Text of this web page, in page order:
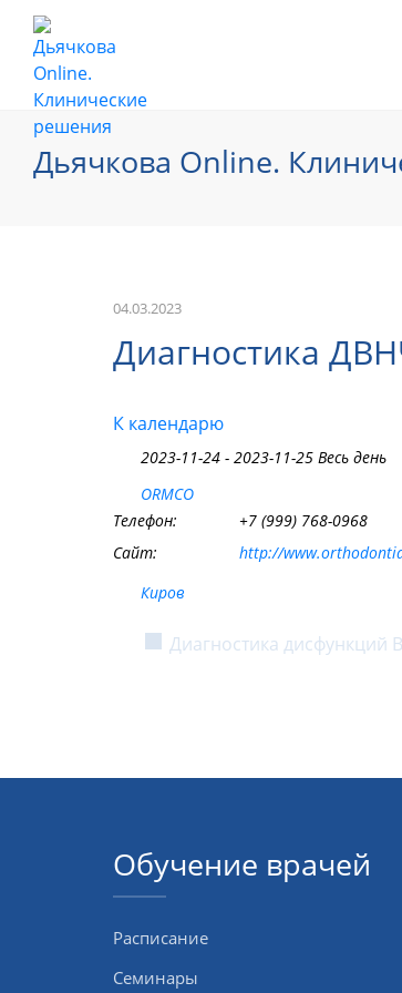
Дьячкова Online.
04.03.2023
Диагностика
К календарю
2023-11-24 - 2023-11-25 Весь день
ORMCO
Телефон:
+7 (999) 768-0968
Сайт:
http://
Киров
Диагностика дисфункций
Обучение врачей
Расписание
Семинары